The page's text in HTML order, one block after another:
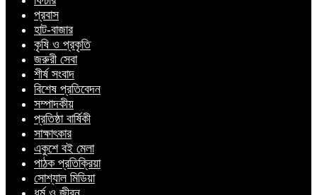
প্রবাস
হাট-বাজার
কৃষি ও প্রকৃতি
জরুরী সেবা
শীর্ষ সংবাদ
বিশেষ প্রতিবেদন
সম্পাদকীয়
প্রতিষ্ঠা বার্ষিকী
সাক্ষাৎকার
একুশে বই মেলা
পাঠক প্রতিক্রিয়া
সোশ্যাল মিডিয়া